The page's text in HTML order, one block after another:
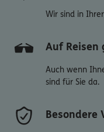
Wir sind in
Auf Reisen
Auch wenn
sind für Sie da.
Besondere